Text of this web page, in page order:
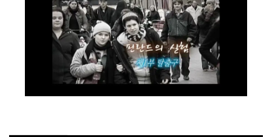
MENU
CHILD
MENU
EXPAND
CHILD
MENU